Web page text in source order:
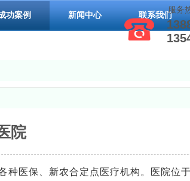
服务
功案例 新闻中心 联系我们
院
种医保、新农合定点医疗机构。医院位